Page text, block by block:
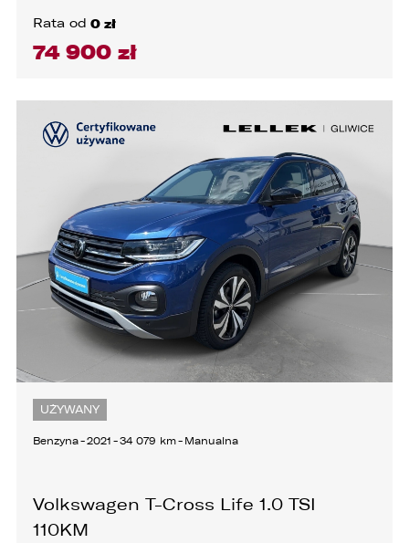
Rata od 0 zł
74 900 zł
UŻYWANY
Benzyna-2021 -34 079 km- Manualna
Volkswagen T-Cross Life 1.0 TSI
110KM